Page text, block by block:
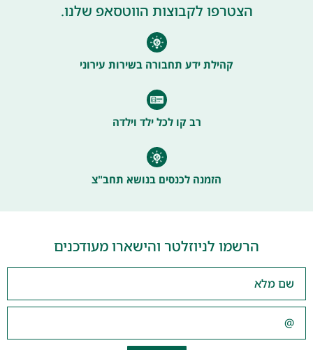
הצטרפו לקבוצות הווטסאפ שלנו.
קהילת ידע תחבורה בשירות עירוני
רב קו לכל ילד וילדה
הזמנה לכנסים בנושא תחב"צ
הרשמו לניוזלטר והישארו מעודכנים